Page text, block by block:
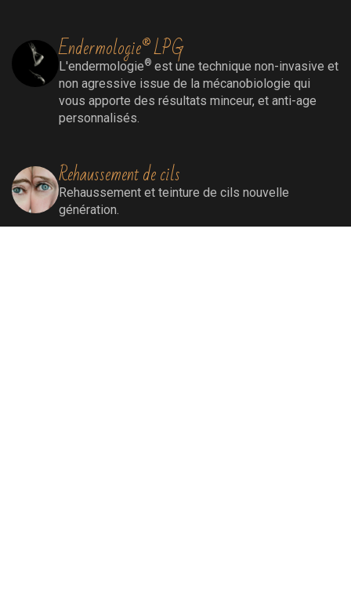
Endermologie® LPG
L'endermologie® est une technique non-invasive et
non agressive issue de la mécanobiologie qui
vous apporte des résultats minceur, et anti-age
personnalisés.
Rehaussement de cils
Rehaussement et teinture de cils nouvelle
génération.